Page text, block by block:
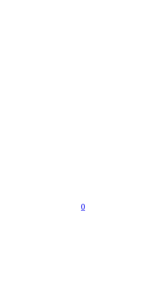
0